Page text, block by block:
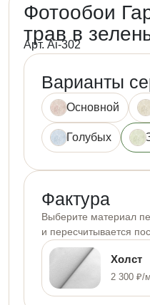
Фотообои
трав в
Арт. Ai-302
Варианты
Основной
Голубых
Фактура
Выберите материал
и пересчитывается
Холст
2 300 ₽/